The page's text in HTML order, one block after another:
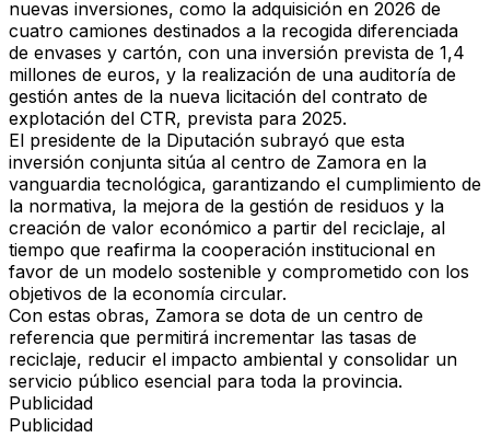
nuevas inversiones, como la adquisición en 2026 de
cuatro camiones destinados a la recogida diferenciada
de envases y cartón, con una inversión prevista de 1,4
millones de euros, y la realización de una auditoría de
gestión antes de la nueva licitación del contrato de
explotación del CTR, prevista para 2025.
El presidente de la Diputación subrayó que esta
inversión conjunta sitúa al centro de Zamora en la
vanguardia tecnológica, garantizando el cumplimiento de
la normativa, la mejora de la gestión de residuos y la
creación de valor económico a partir del reciclaje, al
tiempo que reafirma la cooperación institucional en
favor de un modelo sostenible y comprometido con los
objetivos de la economía circular.
Con estas obras, Zamora se dota de un centro de
referencia que permitirá incrementar las tasas de
reciclaje, reducir el impacto ambiental y consolidar un
servicio público esencial para toda la provincia.
Publicidad
Publicidad